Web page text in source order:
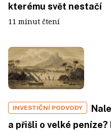
kterému svět nestačí
11 minut čtení
INVESTIČNÍ PODVODY
a přišli o velké